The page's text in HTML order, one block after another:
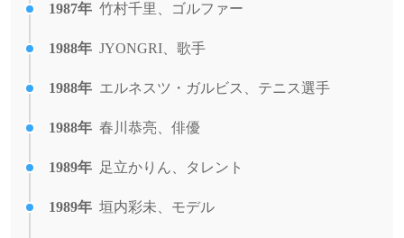
1987年 竹村千里、ゴルファー
1988年 JYONGRI、歌手
1988年 エルネスツ・ガルビス、テニス選手
1988年 春川恭亮、俳優
1989年 足立かりん、タレント
1989年 垣内彩未、モデル